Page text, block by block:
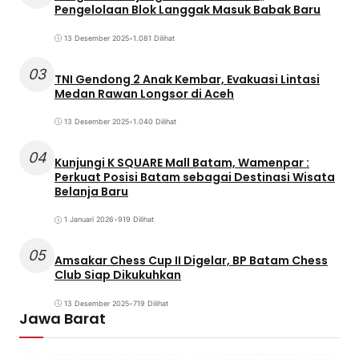
Pengelolaan Blok Langgak Masuk Babak Baru
13 Desember 2025•1.081 Dilihat
03 TNI Gendong 2 Anak Kembar, Evakuasi Lintasi
Medan Rawan Longsor di Aceh
13 Desember 2025•1.040 Dilihat
04 Kunjungi K SQUARE Mall Batam, Wamenpar :
Perkuat Posisi Batam sebagai Destinasi Wisata
Belanja Baru
1 Januari 2026•919 Dilihat
05 Amsakar Chess Cup II Digelar, BP Batam Chess
Club Siap Dikukuhkan
13 Desember 2025•719 Dilihat
Jawa Barat